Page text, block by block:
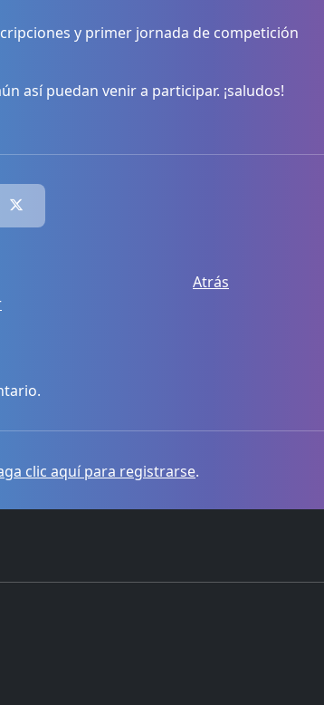
y primer jornada de competición
así puedan venir a participar. ¡saludos!
Atrás
clic aquí para registrarse.